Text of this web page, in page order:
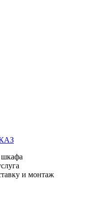
шкафа
и монтаж